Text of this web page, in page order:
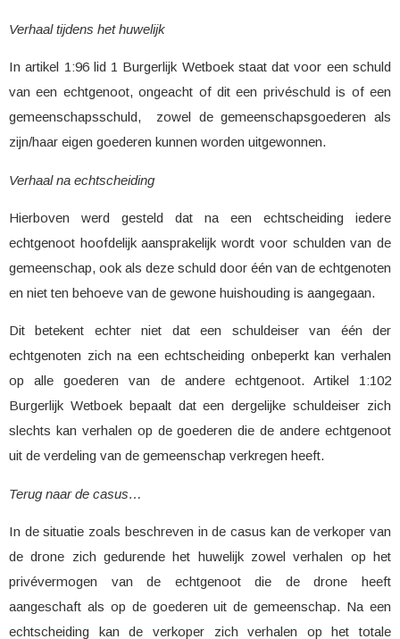
Verhaal tijdens het huwelijk
In artikel 1:96 lid 1 Burgerlijk Wetboek staat dat voor een schuld
van een echtgenoot, ongeacht of dit een privéschuld is of een
gemeenschapsschuld, zowel de gemeenschapsgoederen als
zijn/haar eigen goederen kunnen worden uitgewonnen.
Verhaal na echtscheiding
Hierboven werd gesteld dat na een echtscheiding iedere
echtgenoot hoofdelijk aansprakelijk wordt voor schulden van de
gemeenschap, ook als deze schuld door één van de echtgenoten
en niet ten behoeve van de gewone huishouding is aangegaan.
Dit betekent echter niet dat een schuldeiser van één der
echtgenoten zich na een echtscheiding onbeperkt kan verhalen
op alle goederen van de andere echtgenoot. Artikel 1:102
Burgerlijk Wetboek bepaalt dat een dergelijke schuldeiser zich
slechts kan verhalen op de goederen die de andere echtgenoot
uit de verdeling van de gemeenschap verkregen heeft.
Terug naar de casus…
In de situatie zoals beschreven in de casus kan de verkoper van
de drone zich gedurende het huwelijk zowel verhalen op het
privévermogen van de echtgenoot die de drone heeft
aangeschaft als op de goederen uit de gemeenschap. Na een
echtscheiding kan de verkoper zich verhalen op het totale